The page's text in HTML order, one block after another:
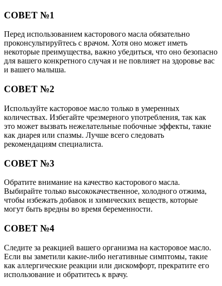
СОВЕТ №1
Перед использованием касторового масла обязательно
проконсультируйтесь с врачом. Хотя оно может иметь
некоторые преимущества, важно убедиться, что оно безопасно
для вашего конкретного случая и не повлияет на здоровье вас
и вашего малыша.
СОВЕТ №2
Используйте касторовое масло только в умеренных
количествах. Избегайте чрезмерного употребления, так как
это может вызвать нежелательные побочные эффекты, такие
как диарея или спазмы. Лучше всего следовать
рекомендациям специалиста.
СОВЕТ №3
Обратите внимание на качество касторового масла.
Выбирайте только высококачественное, холодного отжима,
чтобы избежать добавок и химических веществ, которые
могут быть вредны во время беременности.
СОВЕТ №4
Следите за реакцией вашего организма на касторовое масло.
Если вы заметили какие-либо негативные симптомы, такие
как аллергические реакции или дискомфорт, прекратите его
использование и обратитесь к врачу.